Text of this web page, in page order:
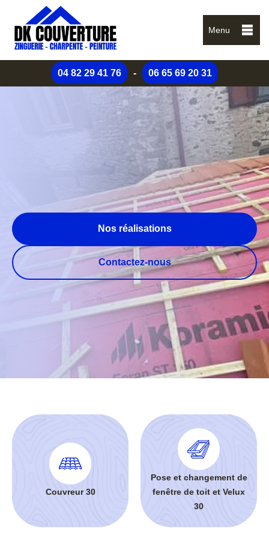
Menu
04 82 29 41 76 - 06 65 69 20 31
Nos réalisations
Contactez-nous
Couvreur 30
Pose et changement de
fenêtre de toit et Velux
30